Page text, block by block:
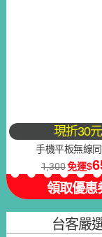
現折30元
手機平板無線
1,300免運
領取優惠
台客嚴